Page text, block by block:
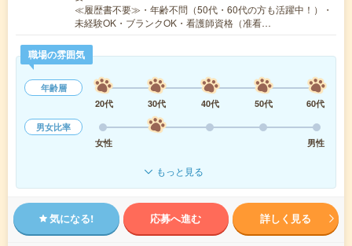
≪履歴書不要≫・年齢不問（50代・60代の方も活躍中！）・
未経験OK・ブランクOK・看護師資格（准看…
職場の雰囲気
年齢層
20代
30代 40代 50代
60代
男女比率
女性
男性
もっと見る
気になる! 応募へ進む 詳しく見る